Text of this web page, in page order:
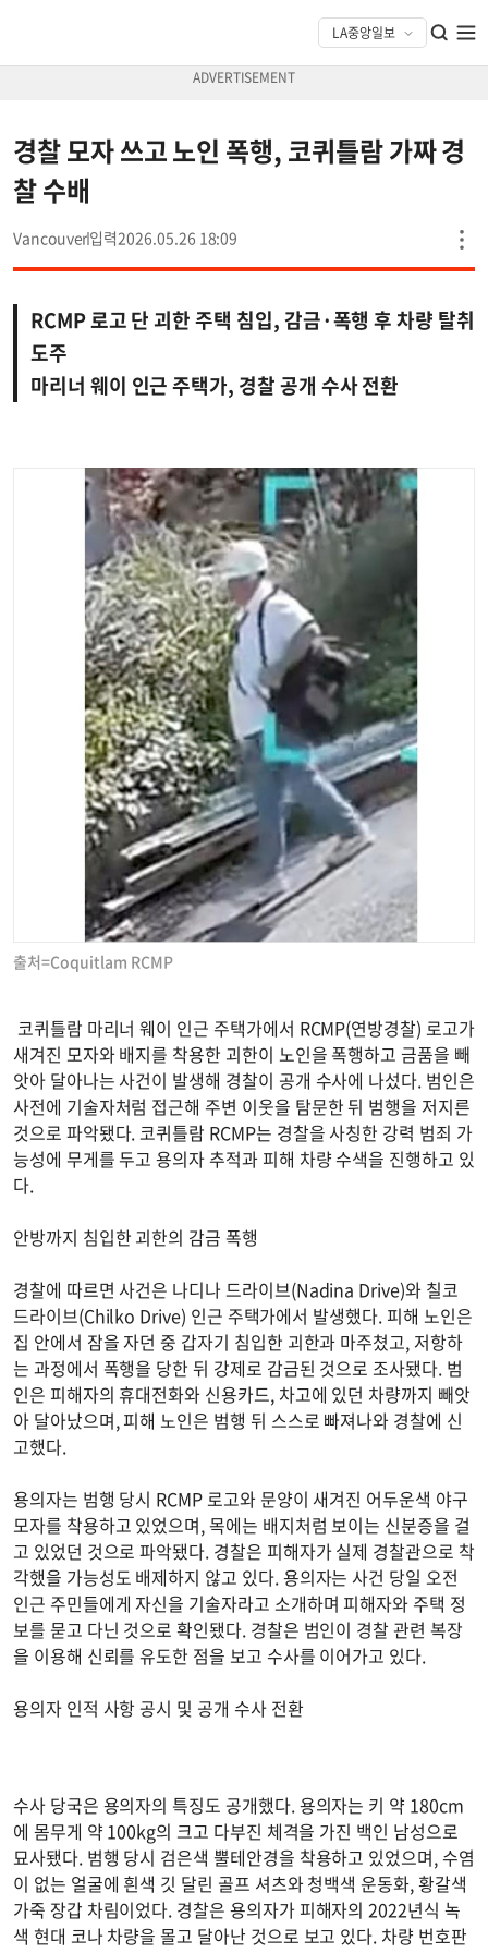
경찰 모자 쓰고 노인 폭행, 코퀴틀람 가짜 경
찰 수배
Vancouver 2026.05.26 18:09
RCMP 로고 단 괴한 주택 침입, 감금·폭행 후 차량 탈취
도주
마리너 웨이 인근 주택가, 경찰 공개 수사 전환
출처=Coquitlam RCMP
코퀴틀람 마리너 웨이 인근 주택가에서 RCMP(연방경찰) 로고가
새겨진 모자와 배지를 착용한 괴한이 노인을 폭행하고 금품을 빼
앗아 달아나는 사건이 발생해 경찰이 공개 수사에 나섰다. 범인은
사전에 기술자처럼 접근해 주변 이웃을 탐문한 뒤 범행을 저지른
것으로 파악됐다. 코퀴틀람 RCMP는 경찰을 사칭한 강력 범죄 가
능성에 무게를 두고 용의자 추적과 피해 차량 수색을 진행하고 있
다.
안방까지 침입한 괴한의 감금 폭행
경찰에 따르면 사건은 나디나 드라이브(Nadina Drive)와 칠코
드라이브(Chilko Drive) 인근 주택가에서 발생했다. 피해 노인은
집 안에서 잠을 자던 중 갑자기 침입한 괴한과 마주쳤고, 저항하
는 과정에서 폭행을 당한 뒤 강제로 감금된 것으로 조사됐다. 범
인은 피해자의 휴대전화와 신용카드, 차고에 있던 차량까지 빼앗
아 달아났으며, 피해 노인은 범행 뒤 스스로 빠져나와 경찰에 신
고했다.
용의자는 범행 당시 RCMP 로고와 문양이 새겨진 어두운색 야구
모자를 착용하고 있었으며, 목에는 배지처럼 보이는 신분증을 걸
고 있었던 것으로 파악됐다. 경찰은 피해자가 실제 경찰관으로 착
각했을 가능성도 배제하지 않고 있다. 용의자는 사건 당일 오전
인근 주민들에게 자신을 기술자라고 소개하며 피해자와 주택 정
보를 묻고 다닌 것으로 확인됐다. 경찰은 범인이 경찰 관련 복장
을 이용해 신뢰를 유도한 점을 보고 수사를 이어가고 있다.
용의자 인적 사항 공시 및 공개 수사 전환
수사 당국은 용의자의 특징도 공개했다. 용의자는 키 약 180cm
에 몸무게 약 100kg의 크고 다부진 체격을 가진 백인 남성으로
묘사됐다. 범행 당시 검은색 뿔테안경을 착용하고 있었으며, 수염
이 없는 얼굴에 흰색 깃 달린 골프 셔츠와 청백색 운동화, 황갈색
가죽 장갑 차림이었다. 경찰은 용의자가 피해자의 2022년식 녹
색 현대 코나 차량을 몰고 달아난 것으로 보고 있다. 차량 번호판